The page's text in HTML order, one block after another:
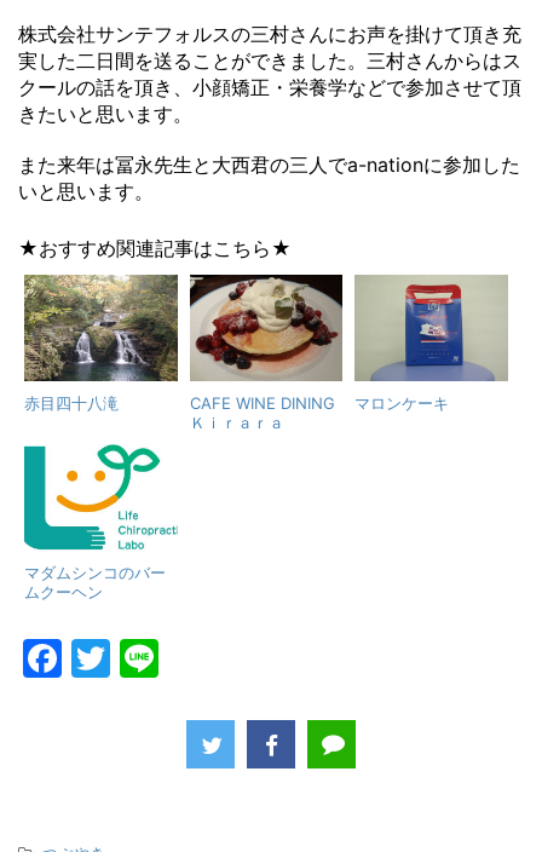
株式会社サンテフォルスの三村さんにお声を掛けて頂き充
実した二日間を送ることができました。三村さんからはス
クールの話を頂き、小顔矯正・栄養学などで参加させて頂
きたいと思います。
また来年は冨永先生と大西君の三人でa-nationに参加した
いと思います。
★おすすめ関連記事はこちら★
赤目四十八滝
CAFE WINE DINING
Ｋｉｒａｒａ
マロンケーキ
マダムシンコのバー
ムクーヘン
F
T